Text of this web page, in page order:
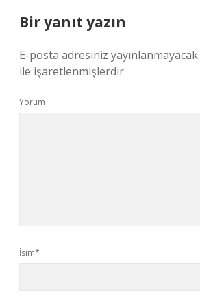
Bir yanıt yazın
E-posta adresiniz yayınlanmayacak.
ile işaretlenmişlerdir
Yorum
İsim*